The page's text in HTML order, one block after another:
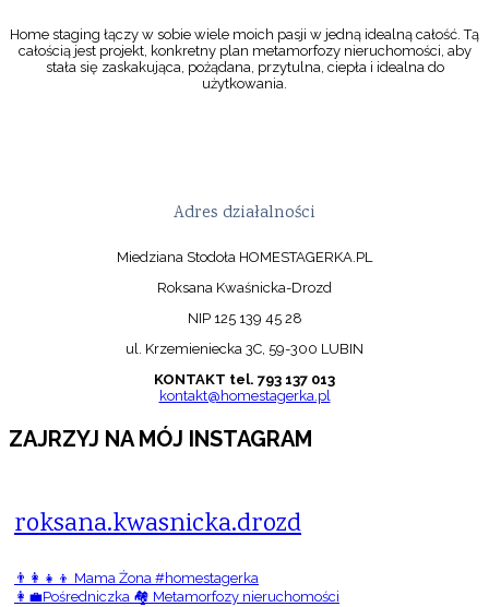
Home staging łączy w sobie wiele moich pasji w jedną idealną całość. Tą
całością jest projekt, konkretny plan metamorfozy nieruchomości, aby
stała się zaskakująca, pożądana, przytulna, ciepła i idealna do
użytkowania.
Adres działalności
Miedziana Stodoła HOMESTAGERKA.PL
Roksana Kwaśnicka-Drozd
NIP 125 139 45 28
ul. Krzemieniecka 3C, 59-300 LUBIN
KONTAKT tel. 793 137 013
kontakt@homestagerka.pl
ZAJRZYJ NA MÓJ INSTAGRAM
roksana.kwasnicka.drozd
👨‍👩‍👧‍👦 Mama Żona #homestagerka
👩‍💼Pośredniczka 🏘️ Metamorfozy nieruchomości